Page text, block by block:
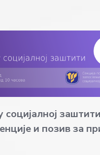
социјалној
и позив за